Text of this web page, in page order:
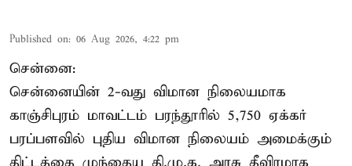
Published on: 06 Aug 2026, 4:22 pm
சென்னை:
சென்னையின் 2-வது விமான நிலையமாக
காஞ்சிபுரம் மாவட்டம் பரந்தூரில் 5,750 ஏக்கர்
பரப்பளவில் புதிய விமான நிலையம் அமைக்கும்
திட்டத்தை முந்தைய தி.மு.க. அரசு தீவிரமாக